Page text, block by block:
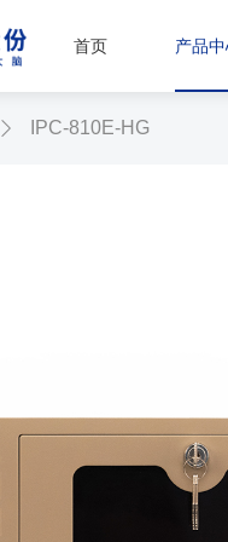
首页 产品
 IPC-810E-HG